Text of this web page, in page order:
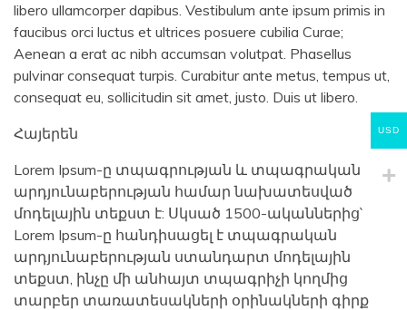
libero ullamcorper dapibus. Vestibulum ante ipsum primis in
faucibus orci luctus et ultrices posuere cubilia Curae;
Aenean a erat ac nibh accumsan volutpat. Phasellus
pulvinar consequat turpis. Curabitur ante metus, tempus ut,
consequat eu, sollicitudin sit amet, justo. Duis ut libero.
Հայերեն
Lorem Ipsum-ը տպագրության և տպագրական
արդյունաբերության համար նախատեսված
մոդելային տեքստ է: Սկսած 1500-ականներից`
Lorem Ipsum-ը հանդիսացել է տպագրական
արդյունաբերության ստանդարտ մոդելային
տեքստ, ինչը մի անհայտ տպագրիչի կողմից
տարբեր տառատեսակների օրինակների գիրք
USD